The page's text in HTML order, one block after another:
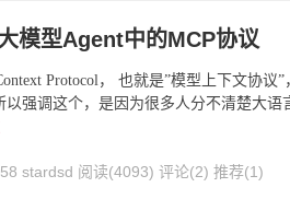
模型Agent中的MCP协议
Protocol， 也就是”模型上下文协
强调这个，是因为很多人分不清楚大
stardsd 阅读(4093) 评论(2) 推荐(1)